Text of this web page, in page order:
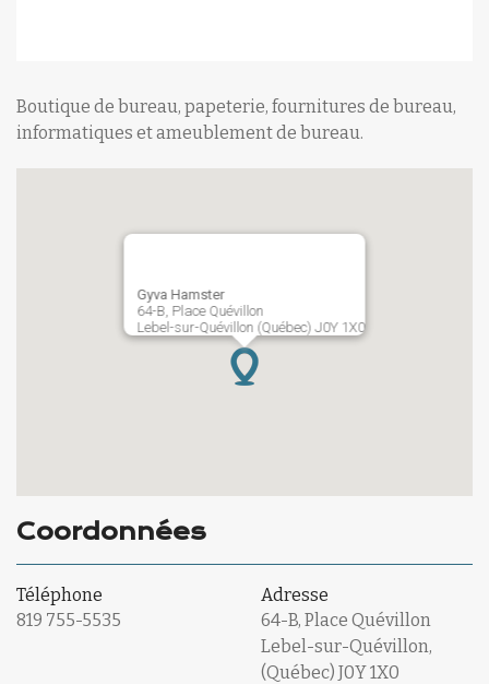
Boutique de bureau, papeterie, fournitures de bureau,
informatiques et ameublement de bureau.
Gyva Hamster
64-B, Place Quévillon
Lebel-sur-Quévillon (Québec) J0Y 1X0
Coordonnées
Téléphone
819 755-5535
Adresse
64-B, Place Quévillon
Lebel-sur-Quévillon,
(Québec) J0Y 1X0